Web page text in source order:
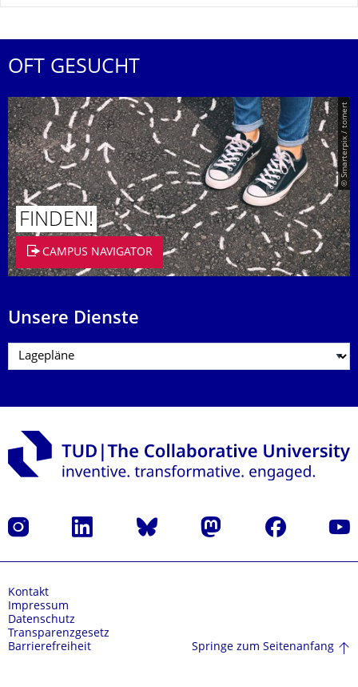
OFT GESUCHT
© Smarterpix / tomert
FINDEN!
CAMPUS NAVIGATOR
Unsere Dienste
Instagram LinkedIn Bluesky Mastodon Facebook
Kontakt
Impressum
Datenschutz
Transparenzgesetz
Barrierefreiheit
Springe zum Seitenanfang